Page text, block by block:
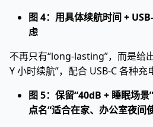
图 4：用具体续航时间 +
虑
不再只有“long-lasting”，而是给
Y 小时续航”，配合 USB-C 各种充
图 5：保留“40dB + 睡眠场
点名“适合在家、办公室夜间